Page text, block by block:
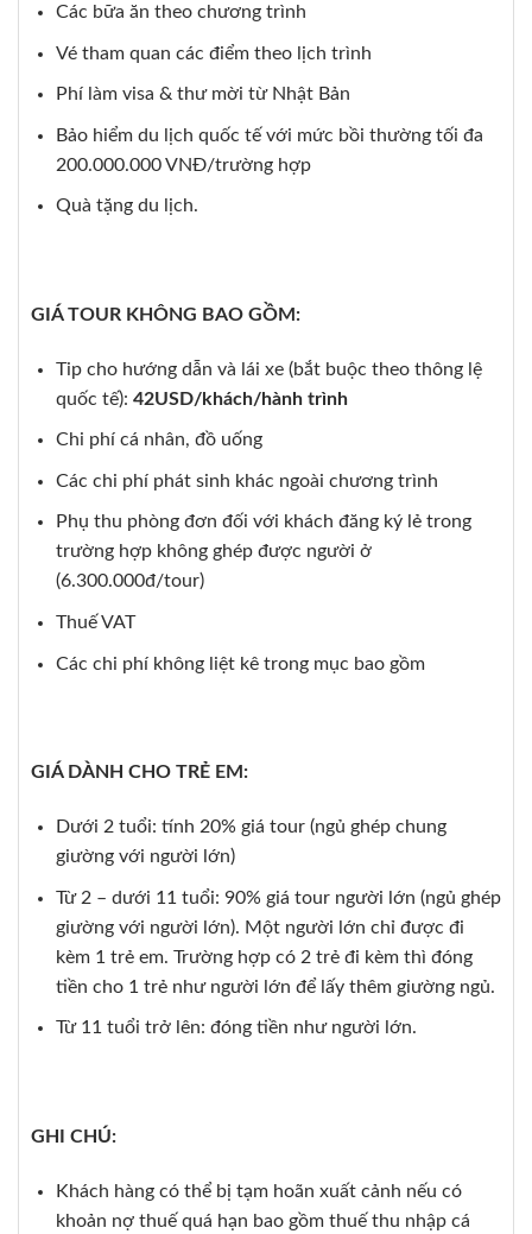
Các bữa ăn theo chương trình
Vé tham quan các điểm theo lịch trình
Phí làm visa & thư mời từ Nhật Bản
Bảo hiểm du lịch quốc tế với mức bồi thường tối đa
200.000.000 VNĐ/trường hợp
Quà tặng du lịch.
GIÁ TOUR KHÔNG BAO GỒM:
Tip cho hướng dẫn và lái xe (bắt buộc theo thông lệ
quốc tế): 42USD/khách/hành trình
Chi phí cá nhân, đồ uống
Các chi phí phát sinh khác ngoài chương trình
Phụ thu phòng đơn đối với khách đăng ký lẻ trong
trường hợp không ghép được người ở
(6.300.000đ/tour)
Thuế VAT
Các chi phí không liệt kê trong mục bao gồm
GIÁ DÀNH CHO TRẺ EM:
Dưới 2 tuổi: tính 20% giá tour (ngủ ghép chung
giường với người lớn)
Từ 2 – dưới 11 tuổi: 90% giá tour người lớn (ngủ ghép
giường với người lớn). Một người lớn chỉ được đi
kèm 1 trẻ em. Trường hợp có 2 trẻ đi kèm thì đóng
tiền cho 1 trẻ như người lớn để lấy thêm giường ngủ.
Từ 11 tuổi trở lên: đóng tiền như người lớn.
GHI CHÚ:
Khách hàng có thể bị tạm hoãn xuất cảnh nếu có
khoản nợ thuế quá hạn bao gồm thuế thu nhập cá